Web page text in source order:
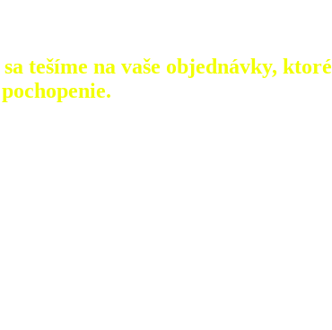
tešíme na vaše objednávky, ktoré